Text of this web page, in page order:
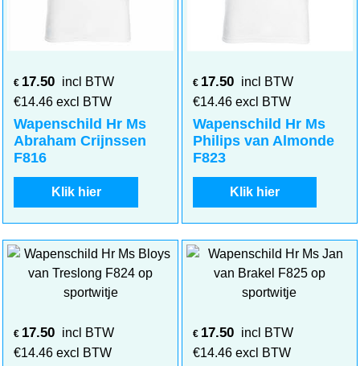
€ 17.50 incl BTW
€14.46 excl BTW
Wapenschild Hr Ms
Abraham Crijnssen
F816
Klik hier
€ 17.50 incl BTW
€14.46 excl BTW
Wapenschild Hr Ms
Philips van Almonde
F823
Klik hier
€ 17.50 incl BTW
€14.46 excl BTW
€ 17.50 incl BTW
€14.46 excl BTW